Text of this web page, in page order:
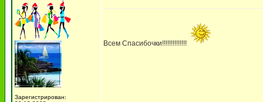
Зарегистрирован:
Всем Спасибочки!!!!!!!!!!!!!!